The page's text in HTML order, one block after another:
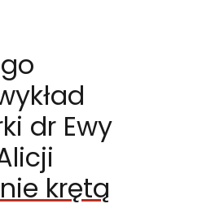
dr Ewy Klekot,
dr Ewy
krętą